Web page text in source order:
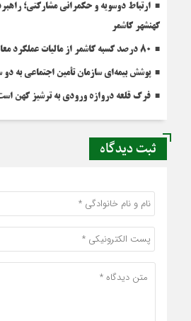
ارتباط دوسویه و حکمرانی مشارکتی؛
کهنشهر کاشمر
۸۰ درصد کسبه کاشمر از مالیات عملکرد معاف هستند
پوشش بیمه‌ای سازمان تأمین اجتماعی به
فرگ قلعه دروازه ورودی به ترشیز کهن
ثبت دیدگاه